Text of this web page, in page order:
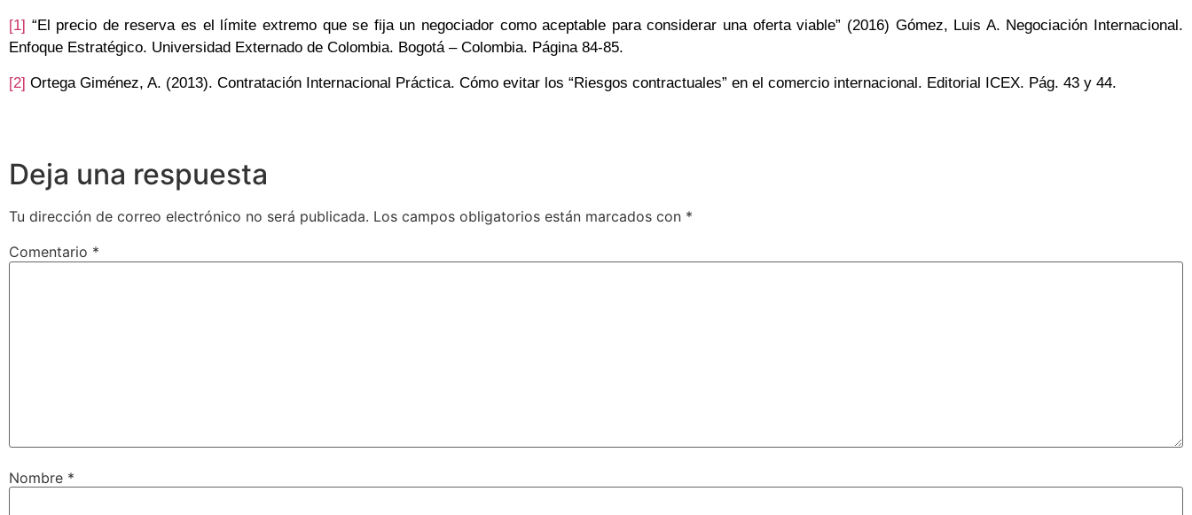
[1] “El precio de reserva es el límite extremo que se fija un negociador como aceptable para considerar una oferta viable” (2016) Gómez, Luis A. Negociación Internacional.
Enfoque Estratégico. Universidad Externado de Colombia. Bogotá – Colombia. Página 84-85.
[2] Ortega Giménez, A. (2013). Contratación Internacional Práctica. Cómo evitar los “Riesgos contractuales” en el comercio internacional. Editorial ICEX. Pág. 43 y 44.
Deja una respuesta
Tu dirección de correo electrónico no será publicada. Los campos obligatorios están marcados con *
Comentario *
Nombre *